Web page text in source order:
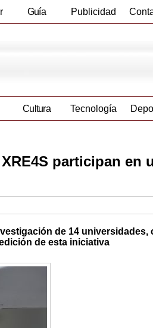
Guía Publicidad
Cultura Tecnología
participan en
de 14 universidades,
de esta iniciativa